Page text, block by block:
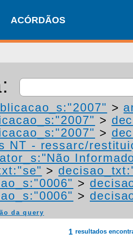
ACÓRDÃOS
>
>
>
NT - ressarc/
>
>
>
da query
1 resultados